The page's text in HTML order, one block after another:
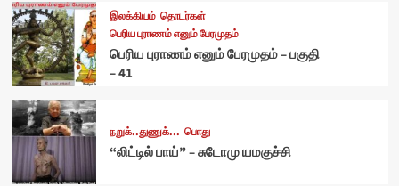
இலக்கியம் தொடர்கள்
பெரிய புராணம் எனும் பேரமுதம்
பெரிய புராணம் எனும் பேரமுதம் – பகுதி
– 41
நறுக்..துணுக்... பொது
“லிட்டில் பாய்” – சுடோமு யமகுச்சி